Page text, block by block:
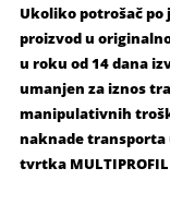
Ukoliko potrošač
proizvod u
u roku od 14 dana
umanjen za iznos
manipulativnih
naknade
tvrtka